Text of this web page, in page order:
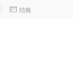
 结账